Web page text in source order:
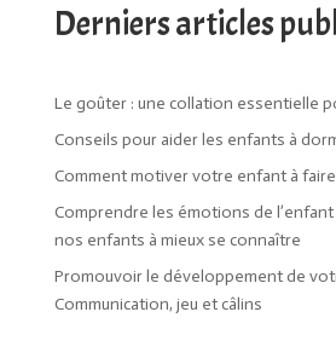
Derniers articles
Le goûter : une collation essentielle
Conseils pour aider les enfants à
Comment motiver votre enfant à
Comprendre les émotions de
nos enfants à mieux se connaître
Promouvoir le développement de
Communication, jeu et câlins